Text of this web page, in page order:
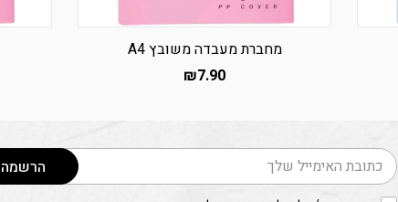
מחברת מעבדה משובץ A4
₪7.90
דוא׳׳ל הרשמה